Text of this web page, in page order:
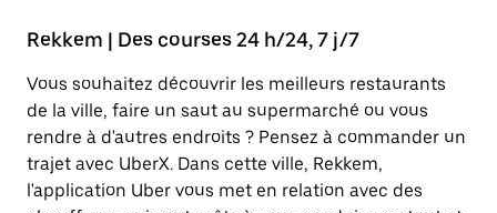
Rekkem | Des courses 24 h/24, 7 j/7
Vous souhaitez découvrir les meilleurs restaurants
de la ville, faire un saut au supermarché ou vous
rendre à d'autres endroits ? Pensez à commander un
trajet avec UberX. Dans cette ville, Rekkem,
l'application Uber vous met en relation avec des